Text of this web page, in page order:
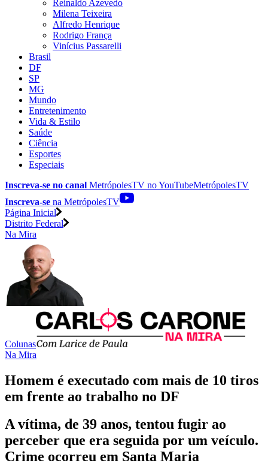
Reinaldo Azevedo
Milena Teixeira
Alfredo Henrique
Rodrigo França
Vinícius Passarelli
Brasil
DF
SP
MG
Mundo
Entretenimento
Vida & Estilo
Saúde
Ciência
Esportes
Especiais
Inscreva-se no canal MetrópolesTV noYouTubeMetrópolesTV
Inscreva-se na MetrópolesTV
Página Inicial
Distrito Federal
Na Mira
Colunas
Na Mira
Homem é executado com mais de 10 tiros
em frente ao trabalho no DF
A vítima, de 39 anos, tentou fugir ao
perceber que era seguida por um veículo.
Crime ocorreu em Santa Maria